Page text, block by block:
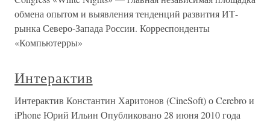
обмена опытом и выявления тенденций развития ИТ-
рынка Северо-Запада России. Корреспонденты
«Компьютерры»
Интерактив
Интерактив Константин Харитонов (CineSoft) о Cerebro и
iPhone Юрий Ильин Опубликовано 28 июня 2010 года